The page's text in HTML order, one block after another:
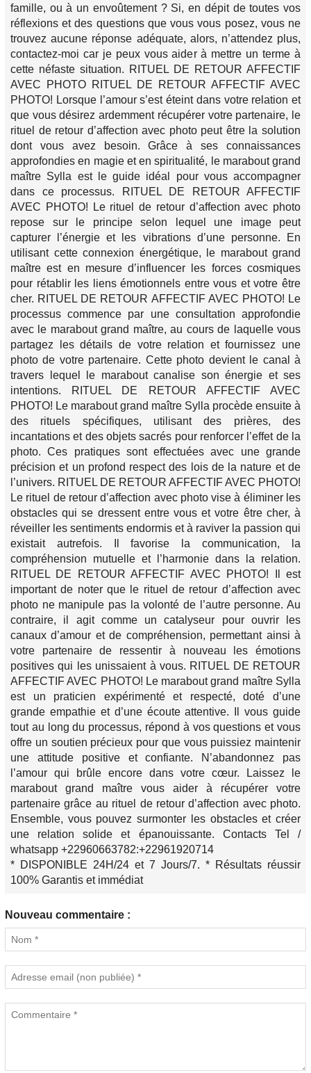
famille, ou à un envoûtement ? Si, en dépit de toutes vos
réflexions et des questions que vous vous posez, vous ne
trouvez aucune réponse adéquate, alors, n’attendez plus,
contactez-moi car je peux vous aider à mettre un terme à
cette néfaste situation. RITUEL DE RETOUR AFFECTIF
AVEC PHOTO RITUEL DE RETOUR AFFECTIF AVEC
PHOTO! Lorsque l’amour s’est éteint dans votre relation et
que vous désirez ardemment récupérer votre partenaire, le
rituel de retour d’affection avec photo peut être la solution
dont vous avez besoin. Grâce à ses connaissances
approfondies en magie et en spiritualité, le marabout grand
maître Sylla est le guide idéal pour vous accompagner
dans ce processus. RITUEL DE RETOUR AFFECTIF
AVEC PHOTO! Le rituel de retour d’affection avec photo
repose sur le principe selon lequel une image peut
capturer l’énergie et les vibrations d’une personne. En
utilisant cette connexion énergétique, le marabout grand
maître est en mesure d’influencer les forces cosmiques
pour rétablir les liens émotionnels entre vous et votre être
cher. RITUEL DE RETOUR AFFECTIF AVEC PHOTO! Le
processus commence par une consultation approfondie
avec le marabout grand maître, au cours de laquelle vous
partagez les détails de votre relation et fournissez une
photo de votre partenaire. Cette photo devient le canal à
travers lequel le marabout canalise son énergie et ses
intentions. RITUEL DE RETOUR AFFECTIF AVEC
PHOTO! Le marabout grand maître Sylla procède ensuite à
des rituels spécifiques, utilisant des prières, des
incantations et des objets sacrés pour renforcer l’effet de la
photo. Ces pratiques sont effectuées avec une grande
précision et un profond respect des lois de la nature et de
l’univers. RITUEL DE RETOUR AFFECTIF AVEC PHOTO!
Le rituel de retour d’affection avec photo vise à éliminer les
obstacles qui se dressent entre vous et votre être cher, à
réveiller les sentiments endormis et à raviver la passion qui
existait autrefois. Il favorise la communication, la
compréhension mutuelle et l’harmonie dans la relation.
RITUEL DE RETOUR AFFECTIF AVEC PHOTO! Il est
important de noter que le rituel de retour d’affection avec
photo ne manipule pas la volonté de l’autre personne. Au
contraire, il agit comme un catalyseur pour ouvrir les
canaux d’amour et de compréhension, permettant ainsi à
votre partenaire de ressentir à nouveau les émotions
positives qui les unissaient à vous. RITUEL DE RETOUR
AFFECTIF AVEC PHOTO! Le marabout grand maître Sylla
est un praticien expérimenté et respecté, doté d’une
grande empathie et d’une écoute attentive. Il vous guide
tout au long du processus, répond à vos questions et vous
offre un soutien précieux pour que vous puissiez maintenir
une attitude positive et confiante. N’abandonnez pas
l’amour qui brûle encore dans votre cœur. Laissez le
marabout grand maître vous aider à récupérer votre
partenaire grâce au rituel de retour d’affection avec photo.
Ensemble, vous pouvez surmonter les obstacles et créer
une relation solide et épanouissante. Contacts Tel /
whatsapp +22960663782:+22961920714
* DISPONIBLE 24H/24 et 7 Jours/7. * Résultats réussir
100% Garantis et immédiat
Nouveau commentaire :